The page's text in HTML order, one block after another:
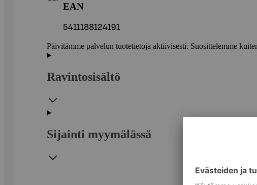
EAN
5411188124191
Päivitämme palvelun tuotetietoja aktiivisesti. Suosittelemme
Ravintosisältö
Sijainti myymälässä